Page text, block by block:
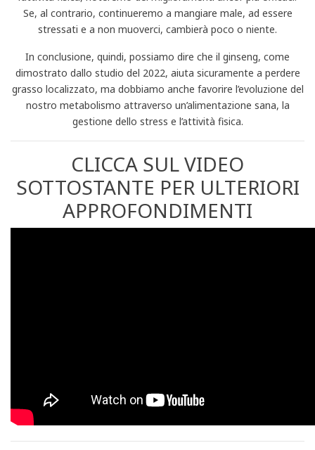
Se, al contrario, continueremo a mangiare male, ad essere
stressati e a non muoverci, cambierà poco o niente.
In conclusione, quindi, possiamo dire che il ginseng, come
dimostrato dallo studio del 2022, aiuta sicuramente a perdere
grasso localizzato, ma dobbiamo anche favorire l’evoluzione del
nostro metabolismo attraverso un’alimentazione sana, la
gestione dello stress e l’attività fisica.
CLICCA SUL VIDEO
SOTTOSTANTE PER ULTERIORI
APPROFONDIMENTI